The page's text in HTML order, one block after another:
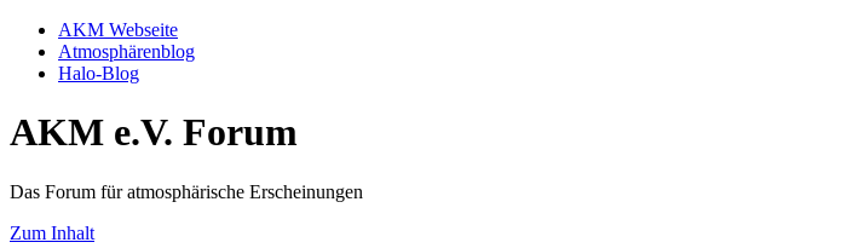
AKM Webseite
Atmosphärenblog
Halo-Blog
AKM e.V. Forum
Das Forum für atmosphärische Erscheinungen
Zum Inhalt